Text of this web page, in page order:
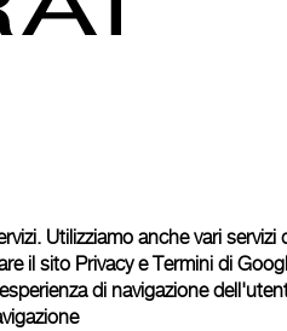
Utilizziamo anche vari servizi
il sito Privacy e Termini di
di navigazione